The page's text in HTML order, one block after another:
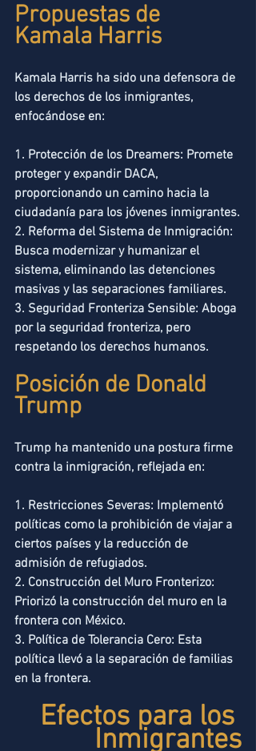
Propuestas de
Kamala Harris
Kamala Harris ha sido una defensora de
los derechos de los inmigrantes,
enfocándose en:
1. Protección de los Dreamers: Promete
proteger y expandir DACA,
proporcionando un camino hacia la
ciudadanía para los jóvenes inmigrantes.
2. Reforma del Sistema de Inmigración:
Busca modernizar y humanizar el
sistema, eliminando las detenciones
masivas y las separaciones familiares.
3. Seguridad Fronteriza Sensible: Aboga
por la seguridad fronteriza, pero
respetando los derechos humanos.
Posición de Donald
Trump
Trump ha mantenido una postura firme
contra la inmigración, reflejada en:
1. Restricciones Severas: Implementó
políticas como la prohibición de viajar a
ciertos países y la reducción de
admisión de refugiados.
2. Construcción del Muro Fronterizo:
Priorizó la construcción del muro en la
frontera con México.
3. Política de Tolerancia Cero: Esta
política llevó a la separación de familias
en la frontera.
Efectos para los
Inmigrantes